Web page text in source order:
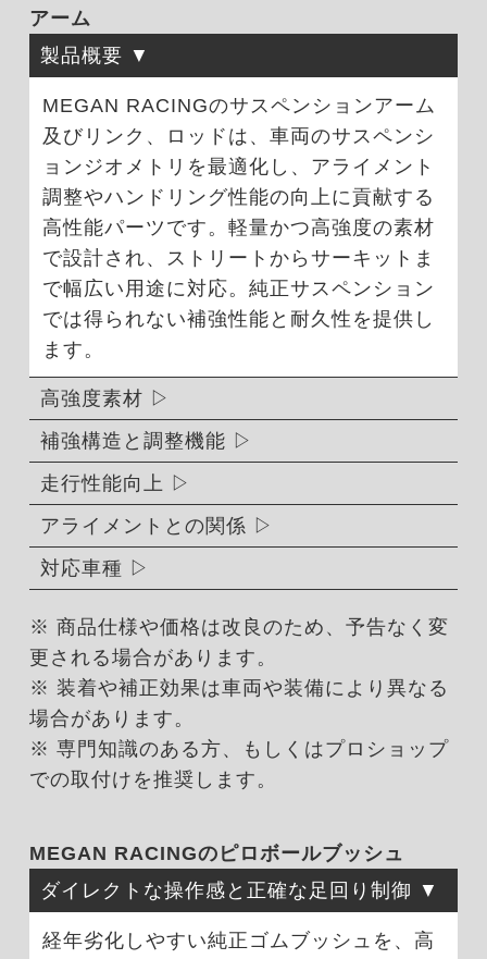
アーム
製品概要
MEGAN RACINGのサスペンションアーム
及びリンク、ロッドは、車両のサスペンシ
ョンジオメトリを最適化し、アライメント
調整やハンドリング性能の向上に貢献する
高性能パーツです。軽量かつ高強度の素材
で設計され、ストリートからサーキットま
で幅広い用途に対応。純正サスペンション
では得られない補強性能と耐久性を提供し
ます。
高強度素材
補強構造と調整機能
走行性能向上
アライメントとの関係
対応車種
※ 商品仕様や価格は改良のため、予告なく変
更される場合があります。
※ 装着や補正効果は車両や装備により異なる
場合があります。
※ 専門知識のある方、もしくはプロショップ
での取付けを推奨します。
MEGAN RACINGのピロボールブッシュ
ダイレクトな操作感と正確な足回り制御
経年劣化しやすい純正ゴムブッシュを、高